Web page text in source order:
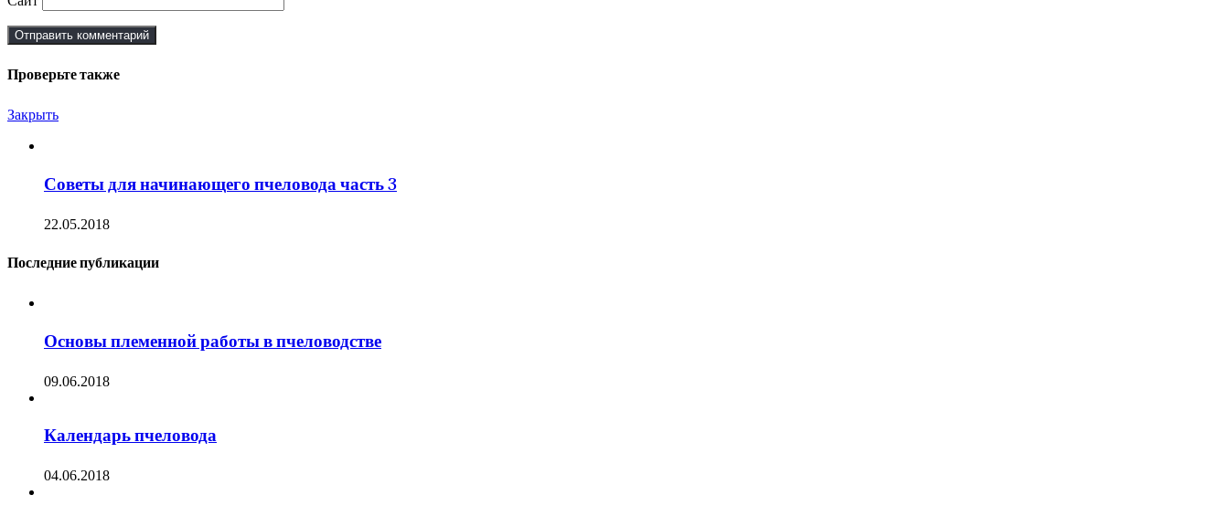
Проверьте также
Закрыть
Советы для начинающего пчеловода часть 3
22.05.2018
Последние публикации
Основы племенной работы в пчеловодстве
09.06.2018
Календарь пчеловода
04.06.2018